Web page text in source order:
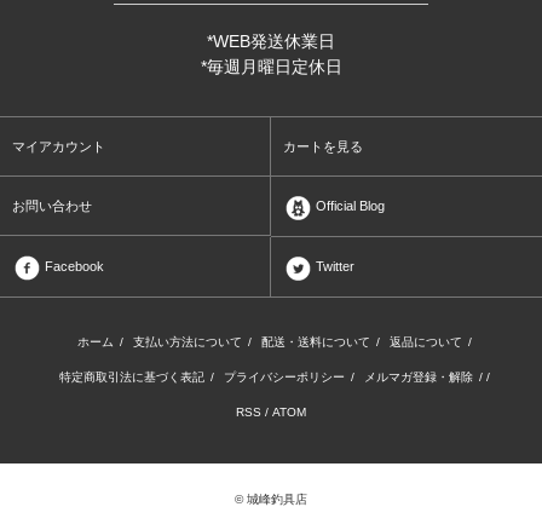
*WEB発送休業日
*毎週月曜日定休日
マイアカウント カートを見る
お問い合わせ Official Blog
Facebook Twitter
ホーム / 支払い方法について / 配送・送料について / 返品について /
特定商取引法に基づく表記 / プライバシーポリシー / メルマガ登録・解除 / /
RSS / ATOM
© 城峰釣具店